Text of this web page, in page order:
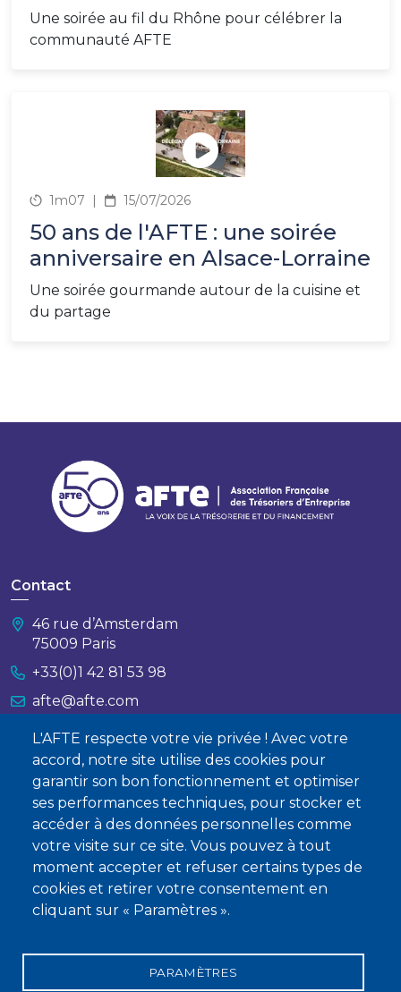
L'AFTE respecte votre vie privée ! Avec votre
accord, notre site utilise des cookies pour
garantir son bon fonctionnement et optimiser
ses performances techniques, pour stocker et
accéder à des données personnelles comme
votre visite sur ce site. Vous pouvez à tout
moment accepter et refuser certains types de
cookies et retirer votre consentement en
cliquant sur « Paramètres ».
PARAMÈTRES
Une soirée au fil du Rhône pour célébrer la
communauté AFTE
1m07 | 15/07/2026
50 ans de l'AFTE : une soirée
anniversaire en Alsace-Lorraine
Une soirée gourmande autour de la cuisine et
du partage
Contact
46 rue d’Amsterdam
75009 Paris
+33(0)1 42 81 53 98
afte@afte.com
Nous contacter
À propos
Qui sommes-nous ?
Devenir membre